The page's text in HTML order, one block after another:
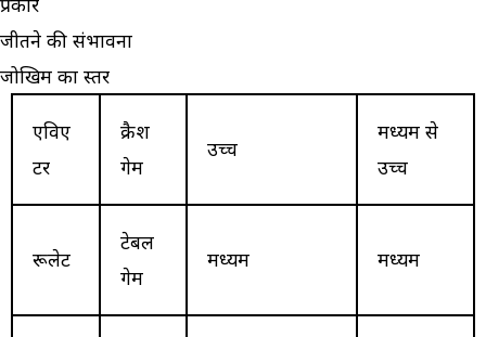
जीतने की संभावना
जोखिम का स्तर
एविए
टर
क्रैश
गेम
उच्च
मध्यम से
उच्च
रूलेट
टेबल
गेम
मध्यम मध्यम